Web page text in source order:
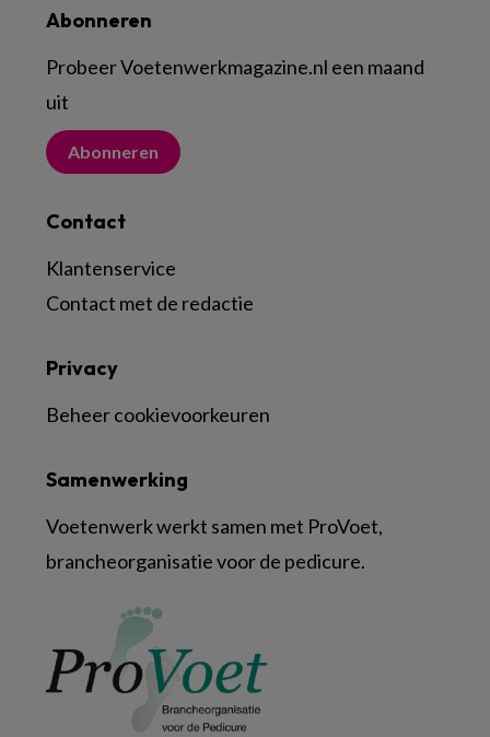
Abonneren
Probeer Voetenwerkmagazine.nl een maand
uit
Abonneren
Contact
Klantenservice
Contact met de redactie
Samenwerking
Voetenwerk werkt samen met ProVoet,
brancheorganisatie voor de pedicure.
Privacy
Beheer cookievoorkeuren